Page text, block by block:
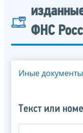
ФНС
Иные документы
Текст или